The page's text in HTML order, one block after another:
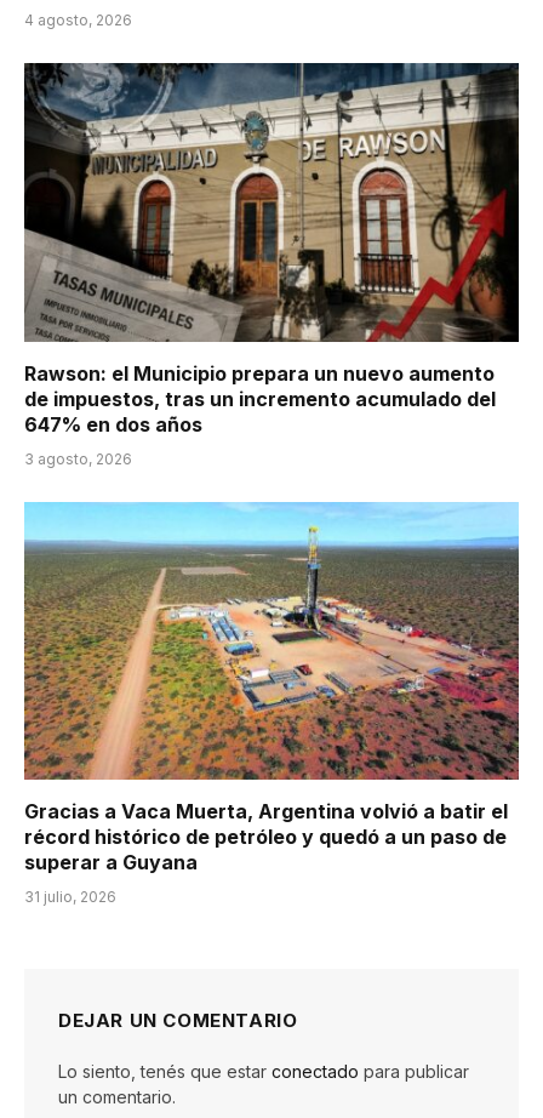
4 agosto, 2026
Rawson: el Municipio prepara un nuevo aumento
de impuestos, tras un incremento acumulado del
647% en dos años
3 agosto, 2026
Gracias a Vaca Muerta, Argentina volvió a batir el
récord histórico de petróleo y quedó a un paso de
superar a Guyana
31 julio, 2026
DEJAR UN COMENTARIO
Lo siento, tenés que estar conectado para publicar
un comentario.